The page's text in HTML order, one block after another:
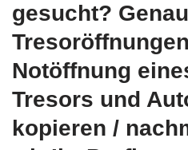
gesucht?
Notöffnung
Tresors und
kopieren /